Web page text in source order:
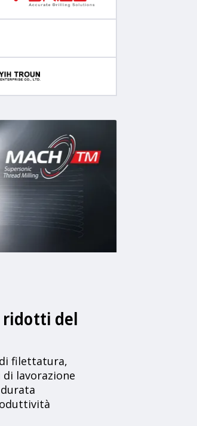
ridotti del
filettatura,
lavorazione